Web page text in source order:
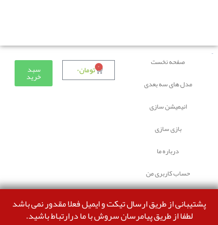
صفحه نخست
مدل های سه بعدی
انیمیشن سازی
بازی سازی
درباره ما
حساب کاربری من
تومان۰ ۰ سبد
خرید
پشتیبانی از طریق ارسال تیکت و ایمیل فعلا مقدور نمی باشد
لطفا از طریق پیامرسان سروش با ما درارتباط باشید.